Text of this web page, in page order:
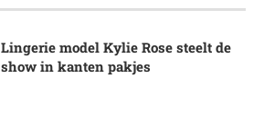
Lingerie model Kylie Rose steelt de
show in kanten pakjes